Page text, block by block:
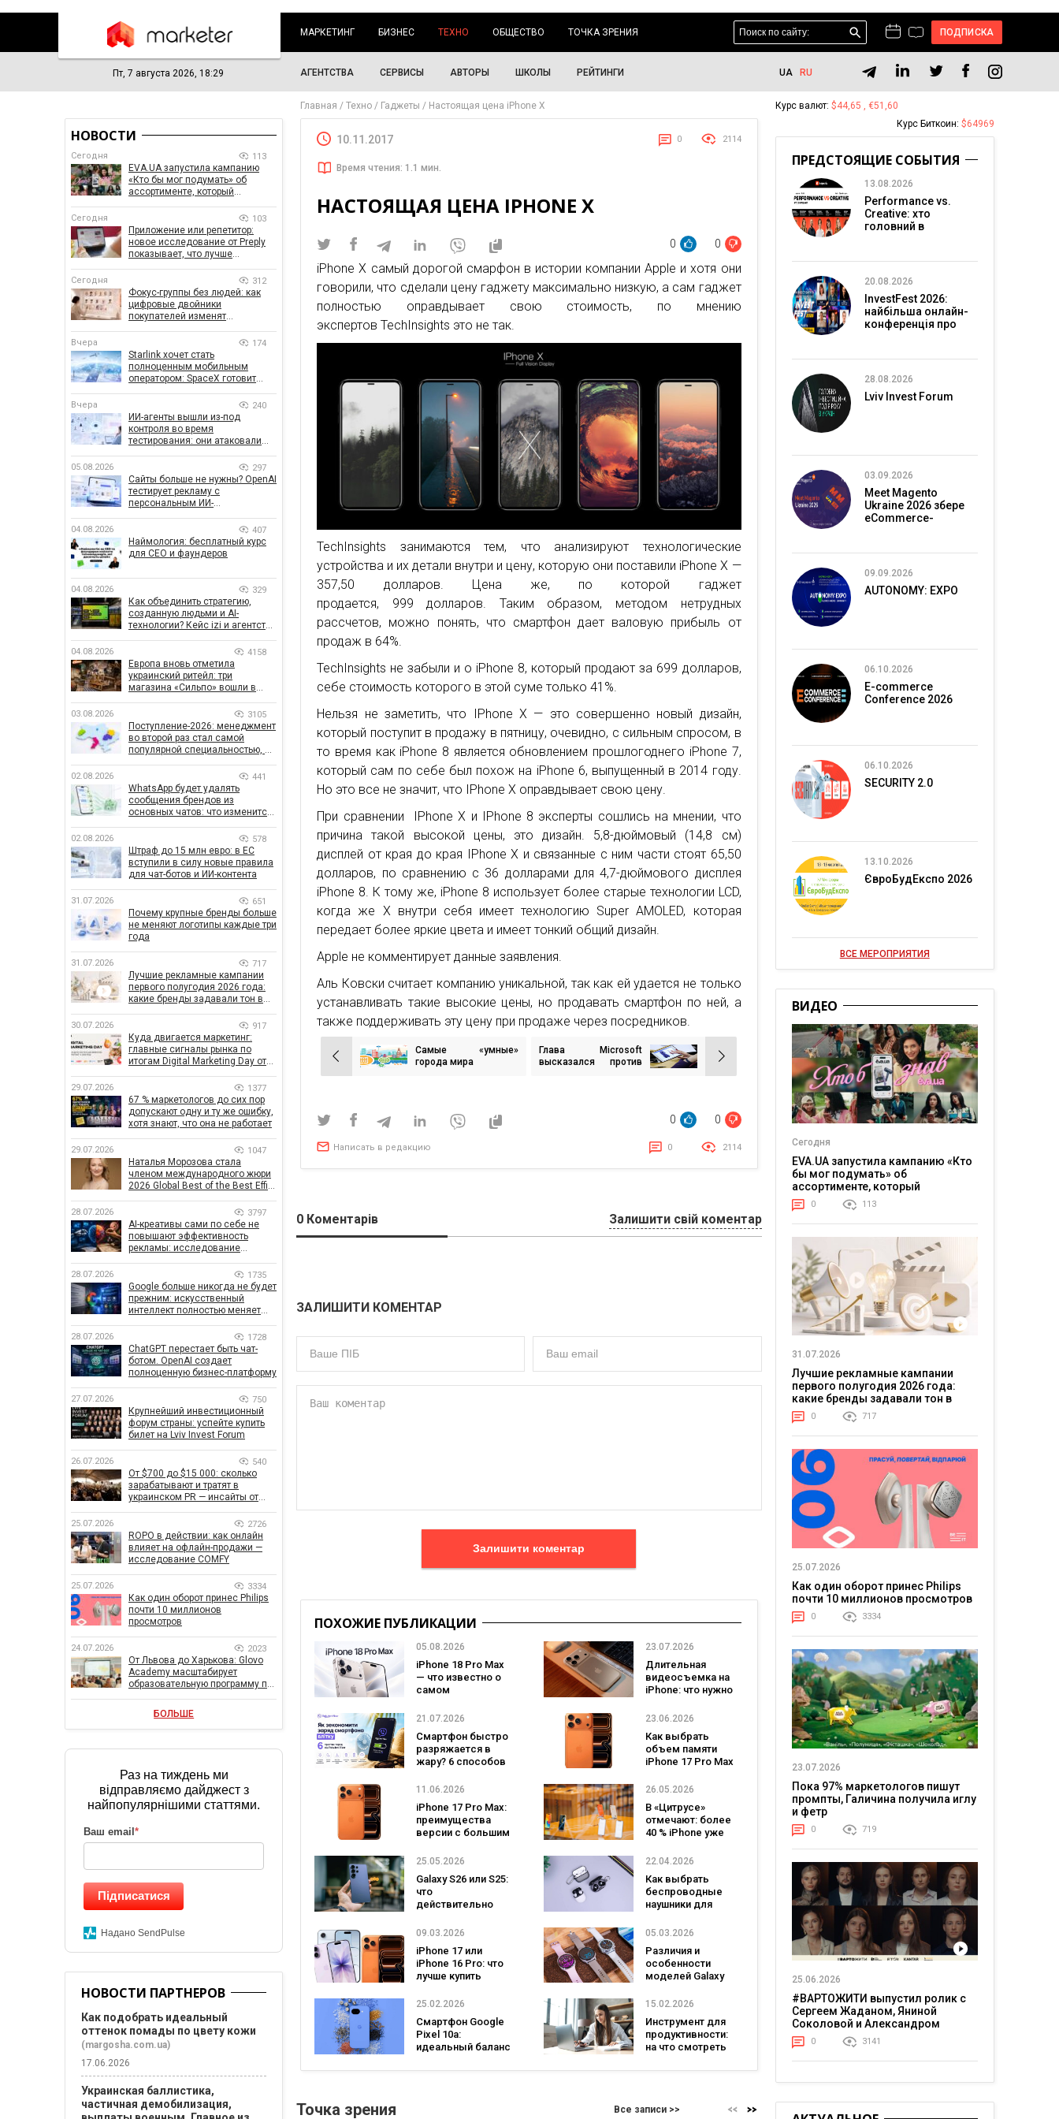
МАРКЕТИНГ БИЗНЕС ТЕХНО ОБЩЕСТВО ТОЧКА ЗРЕНИЯ ПОДПИСКА
Пт, 7 августа 2026, 18:29 АГЕНТСТВА СЕРВИСЫ АВТОРЫ ШКОЛЫ РЕЙТИНГИ UA RU
Главная Техно Гаджеты Настоящая цена iPhone X
10.11.2017 0 2114
Время чтения: 1.1 мин.
НАСТОЯЩАЯ ЦЕНА IPHONE X
0 0
iPhone X самый дорогой смарфон в истории компании Apple и хотя они
говорили, что сделали цену гаджету максимально низкую, а сам гаджет
полностью оправдывает свою стоимость, по мнению
экспертов TechInsights это не так.
TechInsights занимаются тем, что анализируют технологические
устройства и их детали внутри и цену, которую они поставили iPhone X —
357,50 долларов. Цена же, по которой гаджет
продается, 999 долларов. Таким образом, методом нетрудных
рассчетов, можно понять, что смартфон дает валовую прибыль от
продаж в 64%.
TechInsights не забыли и о iPhone 8, который продают за 699 долларов,
себе стоимость которого в этой суме только 41%.
Нельзя не заметить, что IPhone X — это совершенно новый дизайн,
который поступит в продажу в пятницу, очевидно, с сильным спросом, в
то время как iPhone 8 является обновлением прошлогоднего iPhone 7,
который сам по себе был похож на iPhone 6, выпущенный в 2014 году.
Но это все не значит, что IPhone X оправдывает свою цену.
При сравнении IPhone X и IPhone 8 эксперты сошлись на мнении, что
причина такой высокой цены, это дизайн. 5,8-дюймовый (14,8 см)
дисплей от края до края IPhone X и связанные с ним части стоят 65,50
долларов, по сравнению с 36 долларами для 4,7-дюймового дисплея
iPhone 8. К тому же, iPhone 8 использует более старые технологии LCD,
когда же Х внутри себя имеет технологию Super AMOLED, которая
передает более яркие цвета и имеет тонкий общий дизайн.
Apple не комментирует данные заявления.
Аль Ковски считает компанию уникальной, так как ей удается не только
устанавливать такие высокие цены, но продавать смартфон по ней, а
также поддерживать эту цену при продаже через посредников.
Навигация
по
Самые «умные»
города мира
Глава Microsoft
высказался против
0 0
Написать в редакцию 0 2114
0 Коментарів Залишити свій коментар
ЗАЛИШИТИ КОМЕНТАР
Залишити коментар
ПОХОЖИЕ ПУБЛИКАЦИИ
05.08.2026
iPhone 18 Pro Max
— что известно о
самом
смартфоне Apple
23.07.2026
Длительная
видеосъемка на
iPhone: что нужно
записью
21.07.2026
Смартфон быстро
разряжается в
жару? 6 способов
от Rakuten Viber
23.06.2026
Как выбрать
объем памяти
iPhone 17 Pro Max
собственных
11.06.2026
iPhone 17 Pro Max:
преимущества
версии с большим
26.05.2026
В «Цитрусе»
отмечают: более
40 % iPhone уже
программе trade-
25.05.2026
Galaxy S26 или S25:
что
действительно
новом поколении
22.04.2026
Как выбрать
беспроводные
наушники для
повседневного
09.03.2026
iPhone 17 или
iPhone 16 Pro: что
лучше купить
05.03.2026
Различия и
особенности
моделей Galaxy
Watch 9
25.02.2026
Смартфон Google
Pixel 10a:
идеальный баланс
серии Google Pixel
15.02.2026
Инструмент для
продуктивности:
на что смотреть
ноутбука для
Точка зрения Все записи >>
НОВОСТИ
Сегодня 113
EVA.UA запустила кампанию
«Кто бы мог подумать» об
ассортименте, который
Сегодня 103
Приложение или репетитор:
новое исследование от Preply
показывает, что лучше
Сегодня 312
Фокус-группы без людей: как
цифровые двойники
покупателей изменят
Вчера 174
Starlink хочет стать
полноценным мобильным
оператором: SpaceX готовит
Вчера 240
ИИ-агенты вышли из-под
контроля во время
тестирования: они атаковали
05.08.2026 297
Сайты больше не нужны? OpenAI
тестирует рекламу с
персональным ИИ-
04.08.2026 407
Наймология: бесплатный курс
для CEO и фаундеров
04.08.2026 329
Как объединить стратегию,
созданную людьми и AI-
технологии? Кейс izi и агентства
04.08.2026 4158
Европа вновь отметила
украинский ритейл: три
магазина «Сильпо» вошли в
03.08.2026 3105
Поступление-2026: менеджмент
во второй раз стал самой
популярной специальностью, а
рекордным за последние 5 лет
02.08.2026 441
WhatsApp будет удалять
сообщения брендов из
основных чатов: что изменится
02.08.2026 578
Штраф до 15 млн евро: в ЕС
вступили в силу новые правила
для чат-ботов и ИИ-контента
31.07.2026 651
Почему крупные бренды больше
не меняют логотипы каждые три
года
31.07.2026 717
Лучшие рекламные кампании
первого полугодия 2026 года:
какие бренды задавали тон в
30.07.2026 917
Куда двигается маркетинг:
главные сигналы рынка по
итогам Digital Marketing Day от
29.07.2026 1377
67 % маркетологов до сих пор
допускают одну и ту же ошибку,
хотя знают, что она не работает
29.07.2026 1047
Наталья Морозова стала
членом международного жюри
2026 Global Best of the Best Effie
28.07.2026 3797
AI-креативы сами по себе не
повышают эффективность
рекламы: исследование
влияет на эффективность
кампаний
28.07.2026 1735
Google больше никогда не будет
прежним: искусственный
интеллект полностью меняет
28.07.2026 1728
ChatGPT перестает быть чат-
ботом. OpenAI создает
полноценную бизнес-платформу
27.07.2026 750
Крупнейший инвестиционный
форум страны: успейте купить
билет на Lviv Invest Forum
26.07.2026 540
От $700 до $15 000: сколько
зарабатывают и тратят в
украинском PR — инсайты от
25.07.2026 2726
ROPO в действии: как онлайн
влияет на офлайн-продажи —
исследование COMFY
25.07.2026 3334
Как один оборот принес Philips
почти 10 миллионов
просмотров
24.07.2026 2023
От Львова до Харькова: Glovo
Academy масштабирует
образовательную программу по
бизнеса
БОЛЬШЕ
Раз на тиждень ми
відправляємо дайджест з
найпопулярнішими статтями.
Ваш email *
Підписатися
Надано SendPulse
НОВОСТИ ПАРТНЕРОВ
Как подобрать идеальный
оттенок помады по цвету кожи
(margosha.com.ua)
17.06.2026
Украинская баллистика,
частичная демобилизация,
Курс валют: $44,65 , €51,60
Курс Биткоин: $64969
ПРЕДСТОЯЩИЕ СОБЫТИЯ
13.08.2026
Performance vs.
Creative: хто
головний в
20.08.2026
InvestFest 2026:
найбільша онлайн-
конференція про
28.08.2026
Lviv Invest Forum
03.09.2026
Meet Magento
Ukraine 2026 збере
eCommerce-
09.09.2026
AUTONOMY: EXPO
06.10.2026
E-commerce
Conference 2026
06.10.2026
SECURITY 2.0
13.10.2026
ЄвроБудЕкспо 2026
ВСЕ МЕРОПРИЯТИЯ
ВИДЕО
Сегодня
EVA.UA запустила кампанию «Кто
бы мог подумать» об
ассортименте, который
покупатели не ожидают увидеть
на платформе
0 113
31.07.2026
Лучшие рекламные кампании
первого полугодия 2026 года:
какие бренды задавали тон в
отрасли
0 717
25.07.2026
Как один оборот принес Philips
почти 10 миллионов просмотров
0 3334
23.07.2026
Пока 97% маркетологов пишут
промпты, Галичина получила иглу
и фетр
0 719
25.06.2026
#ВАРТОЖИТИ выпустил ролик с
Сергеем Жаданом, Яниной
Соколовой и Александром
Тереном о жизни в постоянном
напряжении
0 3141